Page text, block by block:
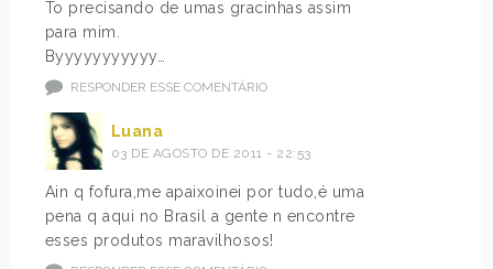
To precisando de umas gracinhas assim
para mim.
Byyyyyyyyyyy…
RESPONDER ESSE COMENTÁRIO
Luana
03 DE AGOSTO DE 2011 - 22:53
Ain q fofura,me apaixoinei por tudo,é uma
pena q aqui no Brasil a gente n encontre
esses produtos maravilhosos!